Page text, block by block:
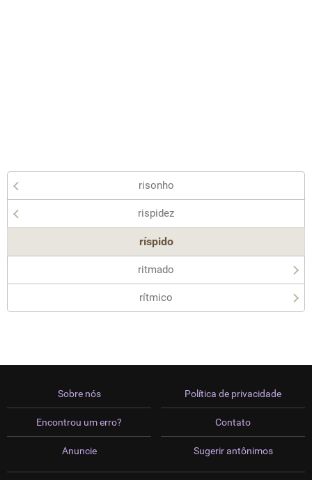
risonho
rispidez
ríspido
ritmado
rítmico
Sobre nós
Encontrou um erro?
Anuncie
Política de privacidade
Contato
Sugerir antônimos